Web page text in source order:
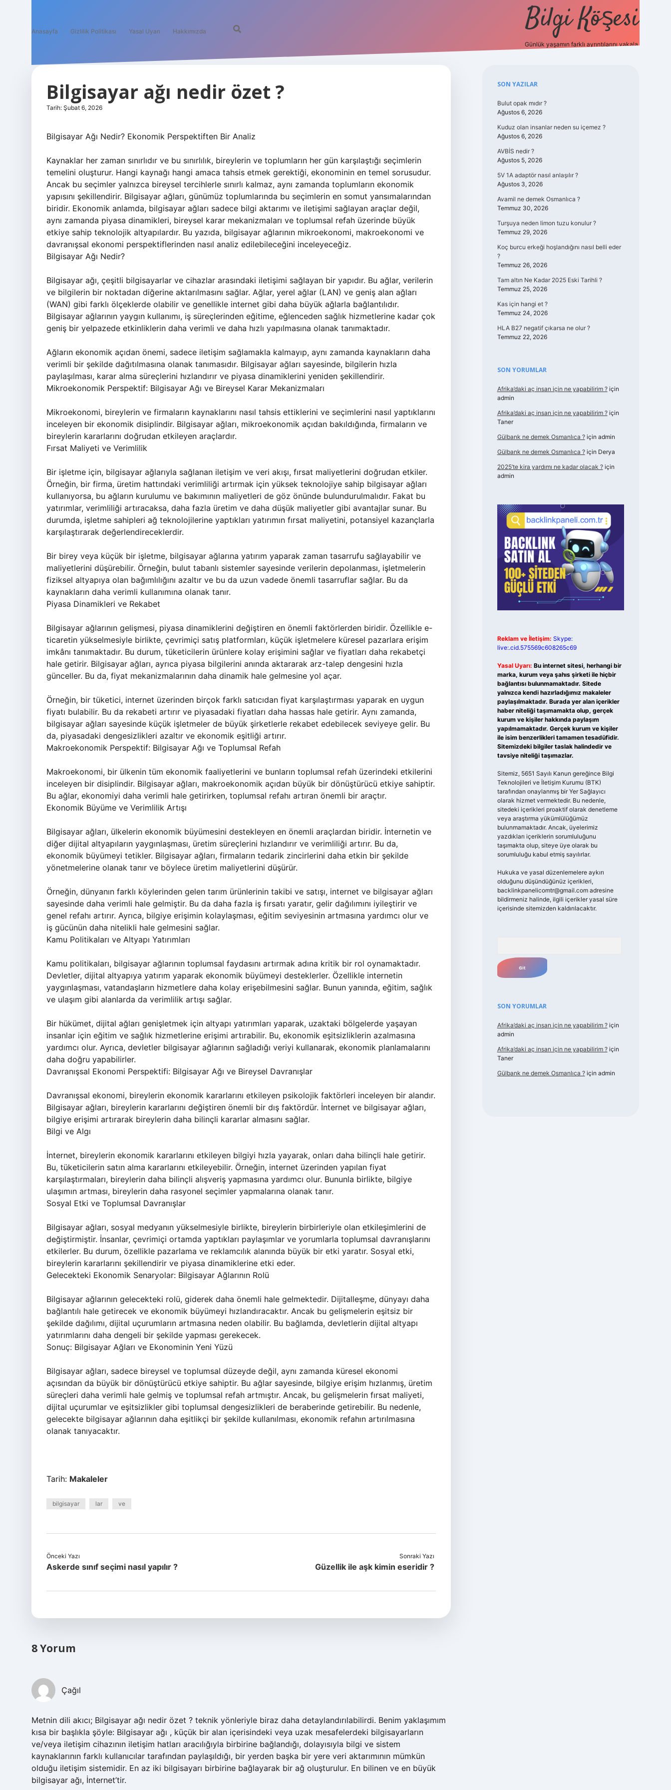
Anasayfa Gizlilik Politikası Yasal Uyarı Hakkımızda Bilgi Köşesi
Günlük yaşamın farklı ayrıntılarını yakala.
Bilgisayar ağı nedir özet ?
Tarih: Şubat 6, 2026
Bilgisayar Ağı Nedir? Ekonomik Perspektiften Bir Analiz
Kaynaklar her zaman sınırlıdır ve bu sınırlılık, bireylerin ve toplumların her gün karşılaştığı seçimlerin
temelini oluşturur. Hangi kaynağı hangi amaca tahsis etmek gerektiği, ekonominin en temel sorusudur.
Ancak bu seçimler yalnızca bireysel tercihlerle sınırlı kalmaz, aynı zamanda toplumların ekonomik
yapısını şekillendirir. Bilgisayar ağları, günümüz toplumlarında bu seçimlerin en somut yansımalarından
biridir. Ekonomik anlamda, bilgisayar ağları sadece bilgi aktarımı ve iletişimi sağlayan araçlar değil,
aynı zamanda piyasa dinamikleri, bireysel karar mekanizmaları ve toplumsal refah üzerinde büyük
etkiye sahip teknolojik altyapılardır. Bu yazıda, bilgisayar ağlarının mikroekonomi, makroekonomi ve
davranışsal ekonomi perspektiflerinden nasıl analiz edilebileceğini inceleyeceğiz.
Bilgisayar Ağı Nedir?
Bilgisayar ağı, çeşitli bilgisayarlar ve cihazlar arasındaki iletişimi sağlayan bir yapıdır. Bu ağlar, verilerin
ve bilgilerin bir noktadan diğerine aktarılmasını sağlar. Ağlar, yerel ağlar (LAN) ve geniş alan ağları
(WAN) gibi farklı ölçeklerde olabilir ve genellikle internet gibi daha büyük ağlarla bağlantılıdır.
Bilgisayar ağlarının yaygın kullanımı, iş süreçlerinden eğitime, eğlenceden sağlık hizmetlerine kadar çok
geniş bir yelpazede etkinliklerin daha verimli ve daha hızlı yapılmasına olanak tanımaktadır.
Ağların ekonomik açıdan önemi, sadece iletişim sağlamakla kalmayıp, aynı zamanda kaynakların daha
verimli bir şekilde dağıtılmasına olanak tanımasıdır. Bilgisayar ağları sayesinde, bilgilerin hızla
paylaşılması, karar alma süreçlerini hızlandırır ve piyasa dinamiklerini yeniden şekillendirir.
Mikroekonomik Perspektif: Bilgisayar Ağı ve Bireysel Karar Mekanizmaları
Mikroekonomi, bireylerin ve firmaların kaynaklarını nasıl tahsis ettiklerini ve seçimlerini nasıl yaptıklarını
inceleyen bir ekonomik disiplindir. Bilgisayar ağları, mikroekonomik açıdan bakıldığında, firmaların ve
bireylerin kararlarını doğrudan etkileyen araçlardır.
Fırsat Maliyeti ve Verimlilik
Bir işletme için, bilgisayar ağlarıyla sağlanan iletişim ve veri akışı, fırsat maliyetlerini doğrudan etkiler.
Örneğin, bir firma, üretim hattındaki verimliliği artırmak için yüksek teknolojiye sahip bilgisayar ağları
kullanıyorsa, bu ağların kurulumu ve bakımının maliyetleri de göz önünde bulundurulmalıdır. Fakat bu
yatırımlar, verimliliği artıracaksa, daha fazla üretim ve daha düşük maliyetler gibi avantajlar sunar. Bu
durumda, işletme sahipleri ağ teknolojilerine yaptıkları yatırımın fırsat maliyetini, potansiyel kazançlarla
karşılaştırarak değerlendireceklerdir.
Bir birey veya küçük bir işletme, bilgisayar ağlarına yatırım yaparak zaman tasarrufu sağlayabilir ve
maliyetlerini düşürebilir. Örneğin, bulut tabanlı sistemler sayesinde verilerin depolanması, işletmelerin
fiziksel altyapıya olan bağımlılığını azaltır ve bu da uzun vadede önemli tasarruflar sağlar. Bu da
kaynakların daha verimli kullanımına olanak tanır.
Piyasa Dinamikleri ve Rekabet
Bilgisayar ağlarının gelişmesi, piyasa dinamiklerini değiştiren en önemli faktörlerden biridir. Özellikle e-
ticaretin yükselmesiyle birlikte, çevrimiçi satış platformları, küçük işletmelere küresel pazarlara erişim
imkânı tanımaktadır. Bu durum, tüketicilerin ürünlere kolay erişimini sağlar ve fiyatları daha rekabetçi
hale getirir. Bilgisayar ağları, ayrıca piyasa bilgilerini anında aktararak arz-talep dengesini hızla
günceller. Bu da, fiyat mekanizmalarının daha dinamik hale gelmesine yol açar.
Örneğin, bir tüketici, internet üzerinden birçok farklı satıcıdan fiyat karşılaştırması yaparak en uygun
fiyatı bulabilir. Bu da rekabeti artırır ve piyasadaki fiyatları daha hassas hale getirir. Aynı zamanda,
bilgisayar ağları sayesinde küçük işletmeler de büyük şirketlerle rekabet edebilecek seviyeye gelir. Bu
da, piyasadaki dengesizlikleri azaltır ve ekonomik eşitliği artırır.
Makroekonomik Perspektif: Bilgisayar Ağı ve Toplumsal Refah
Makroekonomi, bir ülkenin tüm ekonomik faaliyetlerini ve bunların toplumsal refah üzerindeki etkilerini
inceleyen bir disiplindir. Bilgisayar ağları, makroekonomik açıdan büyük bir dönüştürücü etkiye sahiptir.
Bu ağlar, ekonomiyi daha verimli hale getirirken, toplumsal refahı artıran önemli bir araçtır.
Ekonomik Büyüme ve Verimlilik Artışı
Bilgisayar ağları, ülkelerin ekonomik büyümesini destekleyen en önemli araçlardan biridir. İnternetin ve
diğer dijital altyapıların yaygınlaşması, üretim süreçlerini hızlandırır ve verimliliği artırır. Bu da,
ekonomik büyümeyi tetikler. Bilgisayar ağları, firmaların tedarik zincirlerini daha etkin bir şekilde
yönetmelerine olanak tanır ve böylece üretim maliyetlerini düşürür.
Örneğin, dünyanın farklı köylerinden gelen tarım ürünlerinin takibi ve satışı, internet ve bilgisayar ağları
sayesinde daha verimli hale gelmiştir. Bu da daha fazla iş fırsatı yaratır, gelir dağılımını iyileştirir ve
genel refahı artırır. Ayrıca, bilgiye erişimin kolaylaşması, eğitim seviyesinin artmasına yardımcı olur ve
iş gücünün daha nitelikli hale gelmesini sağlar.
Kamu Politikaları ve Altyapı Yatırımları
Kamu politikaları, bilgisayar ağlarının toplumsal faydasını artırmak adına kritik bir rol oynamaktadır.
Devletler, dijital altyapıya yatırım yaparak ekonomik büyümeyi desteklerler. Özellikle internetin
yaygınlaşması, vatandaşların hizmetlere daha kolay erişebilmesini sağlar. Bunun yanında, eğitim, sağlık
ve ulaşım gibi alanlarda da verimlilik artışı sağlar.
Bir hükümet, dijital ağları genişletmek için altyapı yatırımları yaparak, uzaktaki bölgelerde yaşayan
insanlar için eğitim ve sağlık hizmetlerine erişimi artırabilir. Bu, ekonomik eşitsizliklerin azalmasına
yardımcı olur. Ayrıca, devletler bilgisayar ağlarının sağladığı veriyi kullanarak, ekonomik planlamalarını
daha doğru yapabilirler.
Davranışsal Ekonomi Perspektifi: Bilgisayar Ağı ve Bireysel Davranışlar
Davranışsal ekonomi, bireylerin ekonomik kararlarını etkileyen psikolojik faktörleri inceleyen bir alandır.
Bilgisayar ağları, bireylerin kararlarını değiştiren önemli bir dış faktördür. İnternet ve bilgisayar ağları,
bilgiye erişimi artırarak bireylerin daha bilinçli kararlar almasını sağlar.
Bilgi ve Algı
İnternet, bireylerin ekonomik kararlarını etkileyen bilgiyi hızla yayarak, onları daha bilinçli hale getirir.
Bu, tüketicilerin satın alma kararlarını etkileyebilir. Örneğin, internet üzerinden yapılan fiyat
karşılaştırmaları, bireylerin daha bilinçli alışveriş yapmasına yardımcı olur. Bununla birlikte, bilgiye
ulaşımın artması, bireylerin daha rasyonel seçimler yapmalarına olanak tanır.
Sosyal Etki ve Toplumsal Davranışlar
Bilgisayar ağları, sosyal medyanın yükselmesiyle birlikte, bireylerin birbirleriyle olan etkileşimlerini de
değiştirmiştir. İnsanlar, çevrimiçi ortamda yaptıkları paylaşımlar ve yorumlarla toplumsal davranışlarını
etkilerler. Bu durum, özellikle pazarlama ve reklamcılık alanında büyük bir etki yaratır. Sosyal etki,
bireylerin kararlarını şekillendirir ve piyasa dinamiklerine etki eder.
Gelecekteki Ekonomik Senaryolar: Bilgisayar Ağlarının Rolü
Bilgisayar ağlarının gelecekteki rolü, giderek daha önemli hale gelmektedir. Dijitalleşme, dünyayı daha
bağlantılı hale getirecek ve ekonomik büyümeyi hızlandıracaktır. Ancak bu gelişmelerin eşitsiz bir
şekilde dağılımı, dijital uçurumların artmasına neden olabilir. Bu bağlamda, devletlerin dijital altyapı
yatırımlarını daha dengeli bir şekilde yapması gerekecek.
Sonuç: Bilgisayar Ağları ve Ekonominin Yeni Yüzü
Bilgisayar ağları, sadece bireysel ve toplumsal düzeyde değil, aynı zamanda küresel ekonomi
açısından da büyük bir dönüştürücü etkiye sahiptir. Bu ağlar sayesinde, bilgiye erişim hızlanmış, üretim
süreçleri daha verimli hale gelmiş ve toplumsal refah artmıştır. Ancak, bu gelişmelerin fırsat maliyeti,
dijital uçurumlar ve eşitsizlikler gibi toplumsal dengesizlikleri de beraberinde getirebilir. Bu nedenle,
gelecekte bilgisayar ağlarının daha eşitlikçi bir şekilde kullanılması, ekonomik refahın artırılmasına
olanak tanıyacaktır.
Tarih: Makaleler
bilgisayar lar ve
Önceki Yazı
Askerde sınıf seçimi nasıl yapılır ?
Sonraki Yazı
Güzellik ile aşk kimin eseridir ?
8 Yorum
Çağıl
Metnin dili akıcı; Bilgisayar ağı nedir özet ? teknik yönleriyle biraz daha detaylandırılabilirdi. Benim yaklaşımım
kısa bir başlıkla şöyle: Bilgisayar ağı , küçük bir alan içerisindeki veya uzak mesafelerdeki bilgisayarların
ve/veya iletişim cihazının iletişim hatları aracılığıyla birbirine bağlandığı, dolayısıyla bilgi ve sistem
kaynaklarının farklı kullanıcılar tarafından paylaşıldığı, bir yerden başka bir yere veri aktarımının mümkün
olduğu iletişim sistemidir. En az iki bilgisayarı birbirine bağlayarak bir ağ oluşturulur. En bilinen ve en büyük
bilgisayar ağı, İnternet’tir.
Sidebar
SON YAZILAR
Bulut opak mıdır ?
Ağustos 6, 2026
Kuduz olan insanlar neden su içemez ?
Ağustos 6, 2026
AVBİS nedir ?
Ağustos 5, 2026
5V 1A adaptör nasıl anlaşılır ?
Ağustos 3, 2026
Avamil ne demek Osmanlıca ?
Temmuz 30, 2026
Turşuya neden limon tuzu konulur ?
Temmuz 29, 2026
Koç burcu erkeği hoşlandığını nasıl belli eder
?
Temmuz 26, 2026
Tam altın Ne Kadar 2025 Eski Tarihli ?
Temmuz 25, 2026
Kas için hangi et ?
Temmuz 24, 2026
HLA B27 negatif çıkarsa ne olur ?
Temmuz 22, 2026
SON YORUMLAR
Afrika’daki aç insan için ne yapabilirim ?için
admin
Afrika’daki aç insan için ne yapabilirim ?için
Taner
Gülbank ne demek Osmanlıca ?için admin
Gülbank ne demek Osmanlıca ?için Derya
2025’te kira yardımı ne kadar olacak ?için
admin
Reklam ve İletişim: Skype:
live:.cid.575569c608265c69
Yasal Uyarı: Bu internet sitesi, herhangi bir
marka, kurum veya şahıs şirketi ile hiçbir
bağlantısı bulunmamaktadır. Sitede
yalnızca kendi hazırladığımız makaleler
paylaşılmaktadır. Burada yer alan içerikler
haber niteliği taşımamakta olup, gerçek
kurum ve kişiler hakkında paylaşım
yapılmamaktadır. Gerçek kurum ve kişiler
ile isim benzerlikleri tamamen tesadüfidir.
Sitemizdeki bilgiler taslak halindedir ve
tavsiye niteliği taşımazlar.
Sitemiz, 5651 Sayılı Kanun gereğince Bilgi
Teknolojileri ve İletişim Kurumu (BTK)
tarafından onaylanmış bir Yer Sağlayıcı
olarak hizmet vermektedir. Bu nedenle,
sitedeki içerikleri proaktif olarak denetleme
veya araştırma yükümlülüğümüz
bulunmamaktadır. Ancak, üyelerimiz
yazdıkları içeriklerin sorumluluğunu
taşımakta olup, siteye üye olarak bu
sorumluluğu kabul etmiş sayılırlar.
Hukuka ve yasal düzenlemelere aykırı
olduğunu düşündüğünüz içerikleri,
backlinkpanelicomtr@gmail.comadresine
bildirmeniz halinde, ilgili içerikler yasal süre
içerisinde sitemizden kaldırılacaktır.
SON YORUMLAR
Afrika’daki aç insan için ne yapabilirim ?için
admin
Afrika’daki aç insan için ne yapabilirim ?için
Taner
Gülbank ne demek Osmanlıca ?için admin